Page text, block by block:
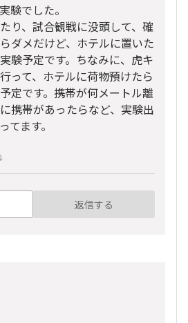
験でした。
り、試合観戦に没頭して、確
ダメだけど、ホテルに置いた
験予定です。ちなみに、虎キ
って、ホテルに荷物預けたら
定です。携帯が何メートル離
携帯があったらなど、実験出
てます。
返信する